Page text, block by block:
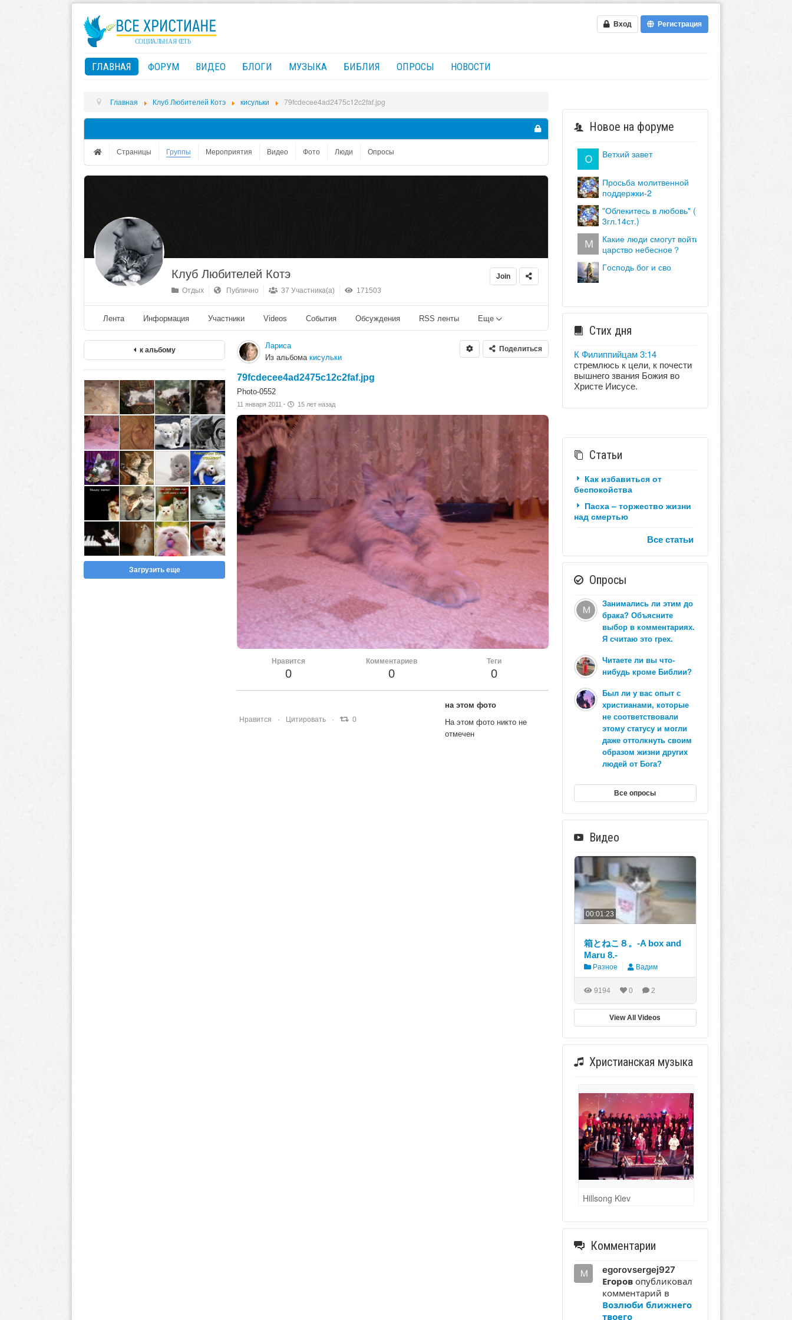
Вход Регистрация
ГЛАВНАЯ ФОРУМ ВИДЕО БЛОГИ МУЗЫКА БИБЛИЯ ОПРОСЫ НОВОСТИ
Главная Клуб Любителей Котэ кисульки 79fcdecee4ad2475c12c2faf.jpg
Страницы Группы Мероприятия Видео Фото Люди Опросы
Клуб Любителей Котэ
Отдых Публично 37 Участника(а) 171503
Join
Лента Информация Участники Videos События Обсуждения RSS ленты Еще
к альбому
Загрузить еще
Лариса
Из альбома кисульки
Поделиться
79fcdecee4ad2475c12c2faf.jpg
Photo-0552
11 января 2011 · 15 лет назад
Нравится
0
Комментариев
0
Теги
0
Нравится Цитировать 0
на этом фото
На этом фото никто не
отмечен
Новое на форуме
ветхий завет
просьба молитвенной
поддержки-2
"облекитесь в любовь" (кол.
3гл.14ст.)
какие люди смогут войти в
царство небесное？
господь бог и сво
Стих дня
К Филиппийцам 3:14
стремлюсь к цели, к почести
вышнего звания Божия во
Христе Иисусе.
Статьи
Как избавиться от
беспокойства
Пасха – торжество жизни
над смертью
Все статьи
Опросы
Занимались ли этим до
брака? Объясните
выбор в комментариях.
Я считаю это грех.
Читаете ли вы что-
нибудь кроме Библии?
Был ли у вас опыт с
христианами, которые
не соответствовали
этому статусу и могли
даже оттолкнуть своим
образом жизни других
людей от Бога?
Все опросы
Видео
00:01:23
箱とねこ８。-A box and
Maru 8.-
Разное Вадим
9194 0 2
View All Videos
Христианская музыка
Hillsong Kiev
Комментарии
egorovsergej927
Егоровопубликовал
комментарий в
Возлюби ближнего
твоего